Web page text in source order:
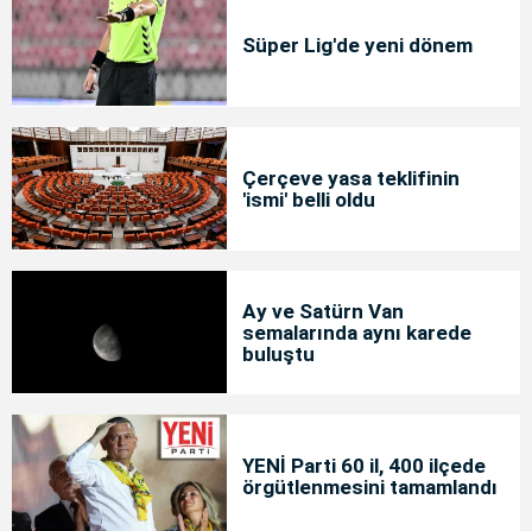
Süper Lig'de yeni dönem
Çerçeve yasa teklifinin
'ismi' belli oldu
Ay ve Satürn Van
semalarında aynı karede
buluştu
YENİ Parti 60 il, 400 ilçede
örgütlenmesini tamamlandı